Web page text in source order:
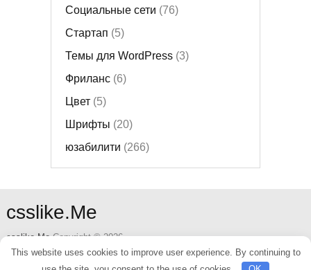
Социальные сети (76)
Стартап (5)
Темы для WordPress(3)
Фриланс(6)
Цвет(5)
Шрифты (20)
юзабилити (266)
csslike.Me
csslike.MeCopyright © 2026.
This website uses cookies to improve user experience. By continuing to